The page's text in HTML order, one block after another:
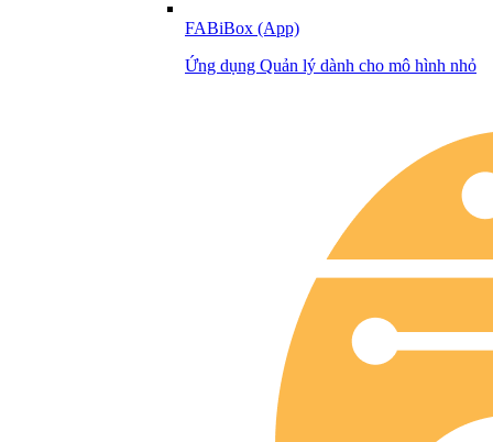
FABiBox (App)
Ứng dụng Quản lý dành cho mô hình nhỏ